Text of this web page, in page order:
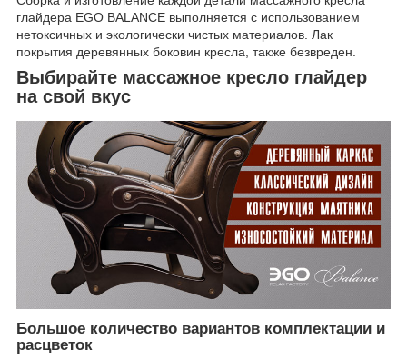
глайдера EGO BALANCE выполняется с использованием
нетоксичных и экологически чистых материалов. Лак
покрытия деревянных боковин кресла, также безвреден.
Выбирайте массажное кресло глайдер
на свой вкус
Большое количество вариантов комплектации и
расцветок